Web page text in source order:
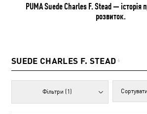
PUMA Suede Charles F. Stead — історія
розвиток.
SUEDE CHARLES F. STEAD 6
Фільтри (1)